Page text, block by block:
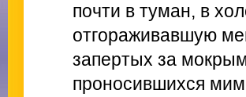
почти в туман, в
отгораживавшую
запертых за
проносившихся